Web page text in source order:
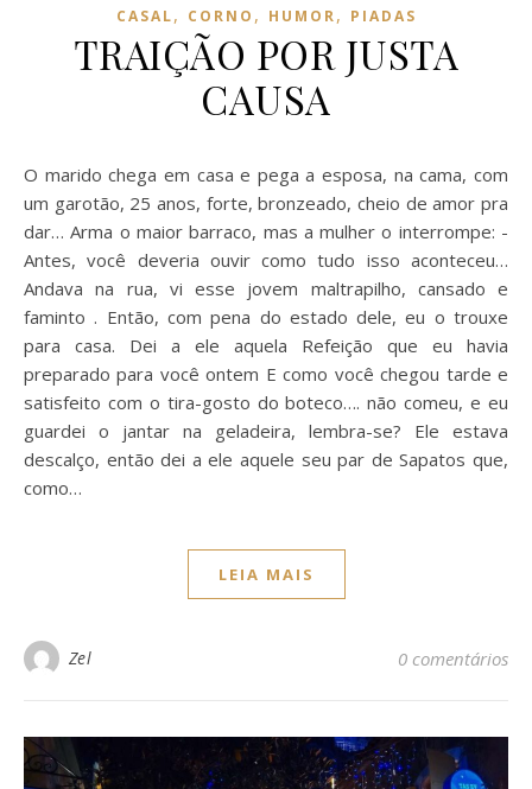
CASAL, CORNO , HUMOR, PIADAS
TRAIÇÃO POR JUSTA
CAUSA
O marido chega em casa e pega a esposa, na cama, com
um garotão, 25 anos, forte, bronzeado, cheio de amor pra
dar… Arma o maior barraco, mas a mulher o interrompe: -
Antes, você deveria ouvir como tudo isso aconteceu…
Andava na rua, vi esse jovem maltrapilho, cansado e
faminto . Então, com pena do estado dele, eu o trouxe
para casa. Dei a ele aquela Refeição que eu havia
preparado para você ontem E como você chegou tarde e
satisfeito com o tira-gosto do boteco…. não comeu, e eu
guardei o jantar na geladeira, lembra-se? Ele estava
descalço, então dei a ele aquele seu par de Sapatos que,
como…
LEIA MAIS
Zel 0 comentários